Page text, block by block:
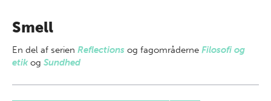
Smell
En del af serien Reflections og fagområderne Filosofi og
etikog Sundhed